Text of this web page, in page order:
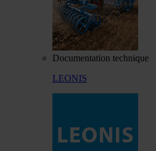
Documentation technique
LEONIS